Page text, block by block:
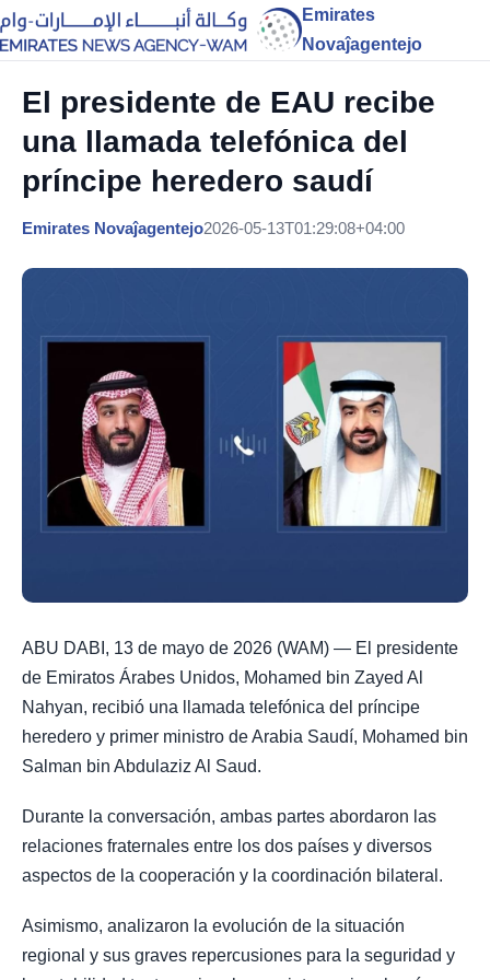
Emirates
Novaĵagentejo
El presidente de EAU recibe
una llamada telefónica del
príncipe heredero saudí
Emirates Novaĵagentejo2026-05-13T01:29:08+04:00
ABU DABI, 13 de mayo de 2026 (WAM) — El presidente
de Emiratos Árabes Unidos, Mohamed bin Zayed Al
Nahyan, recibió una llamada telefónica del príncipe
heredero y primer ministro de Arabia Saudí, Mohamed bin
Salman bin Abdulaziz Al Saud.
Durante la conversación, ambas partes abordaron las
relaciones fraternales entre los dos países y diversos
aspectos de la cooperación y la coordinación bilateral.
Asimismo, analizaron la evolución de la situación
regional y sus graves repercusiones para la seguridad y